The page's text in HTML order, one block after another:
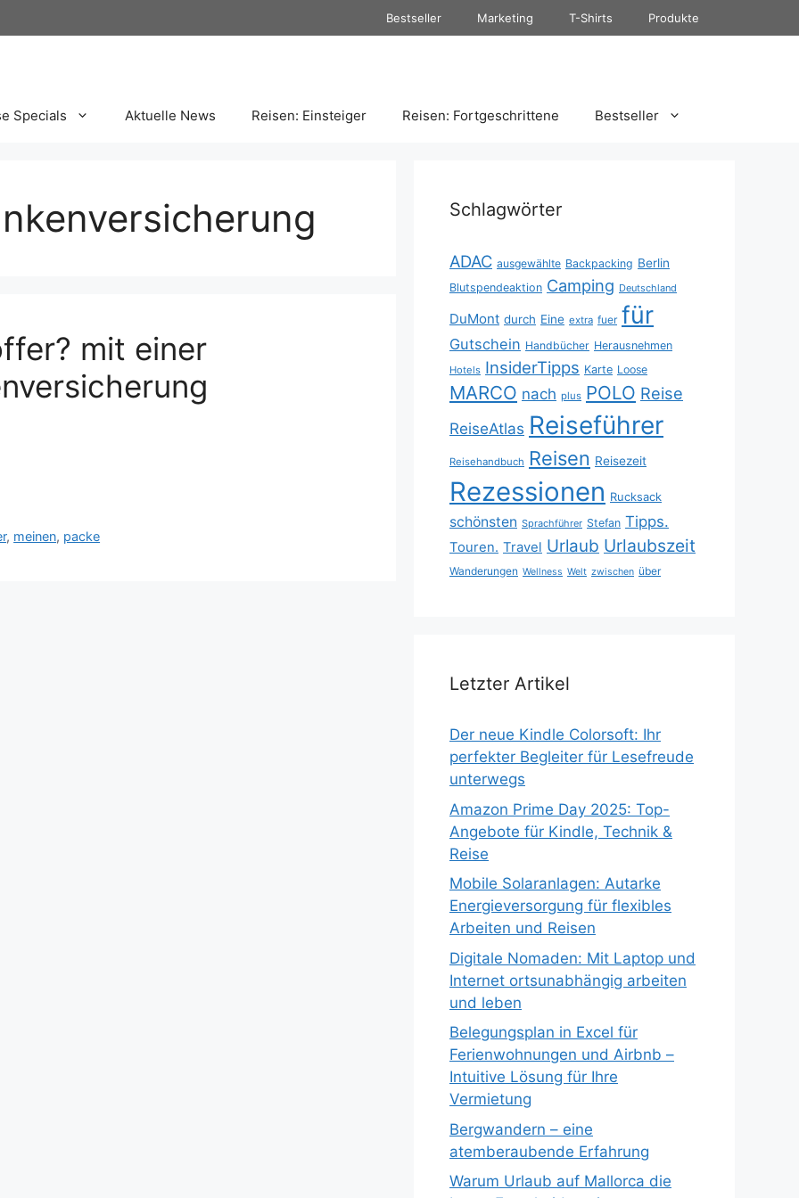
Bestseller Marketing T-Shirts Produkte
Specials Aktuelle News Reisen: Einsteiger Reisen: Fortgeschrittene Bestseller
mit einer
, meinen, packe
Schlagwörter
ADAC ausgewählte Backpacking Berlin
Blutspendeaktion Camping Deutschland
DuMont durch Eine extra fuer für
Gutschein Handbücher Herausnehmen
Hotels InsiderTipps Karte Loose
MARCO nach plus POLO Reise
ReiseAtlas Reiseführer
Reisehandbuch Reisen Reisezeit
Rezessionen Rucksack
schönsten Sprachführer Stefan Tipps.
Touren. Travel Urlaub Urlaubszeit
Wanderungen Wellness Welt zwischen über
Letzter Artikel
Der neue Kindle Colorsoft: Ihr
perfekter Begleiter für Lesefreude
unterwegs
Amazon Prime Day 2025: Top-
Angebote für Kindle, Technik &
Reise
Mobile Solaranlagen: Autarke
Energieversorgung für flexibles
Arbeiten und Reisen
Digitale Nomaden: Mit Laptop und
Internet ortsunabhängig arbeiten
und leben
Belegungsplan in Excel für
Ferienwohnungen und Airbnb –
Intuitive Lösung für Ihre
Vermietung
Bergwandern – eine
atemberaubende Erfahrung
Warum Urlaub auf Mallorca die